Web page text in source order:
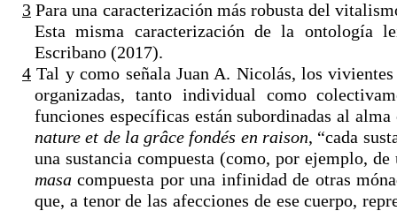
3 Para una caracterización más robusta del
Esta misma caracterización de la ontología
Escribano (2017).
4 Tal y como señala Juan A. Nicolás, los
organizadas, tanto individual como
funciones específicas están subordinadas al
nature et de la grâce fondés en raison, “cada
una sustancia compuesta (como, por ejemplo,
masa compuesta por una infinidad de otras
que, a tenor de las afecciones de ese cuerpo,